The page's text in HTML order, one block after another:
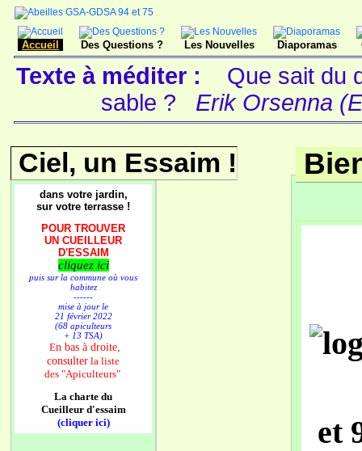
Accueil Des Questions ? Les Nouvelles Diaporamas
Texte à méditer :
Que sait du
sable ?
Erik Orsenna
Ciel, un Essaim !
dans votre jardin,
sur votre terrasse !
POUR TROUVER
UN CUEILLEUR
D'ESSAIM
cliquez ici
puis sur la commune où vous
habitez
------
mise à jour le
21 février 2022
(68 apiculteurs
+ 13 TSA)
En bas à droite,
consulter la liste
des "Apiculteurs"
La charte du
Cueilleur d'essaim
(cliquer ici)
et